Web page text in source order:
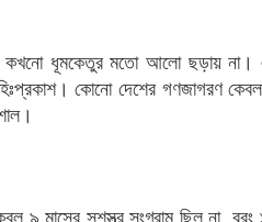
ধূমকেতুর মতো আলো ছড়ায় না।
কোনো দেশের গণজাগরণ
৯ মাসের সশস্ত্র সংগ্রাম ছিল না,